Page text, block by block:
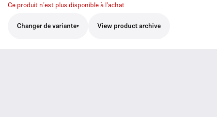
Ce produit n'est plus disponible à l'achat
Changer de variante View product archive